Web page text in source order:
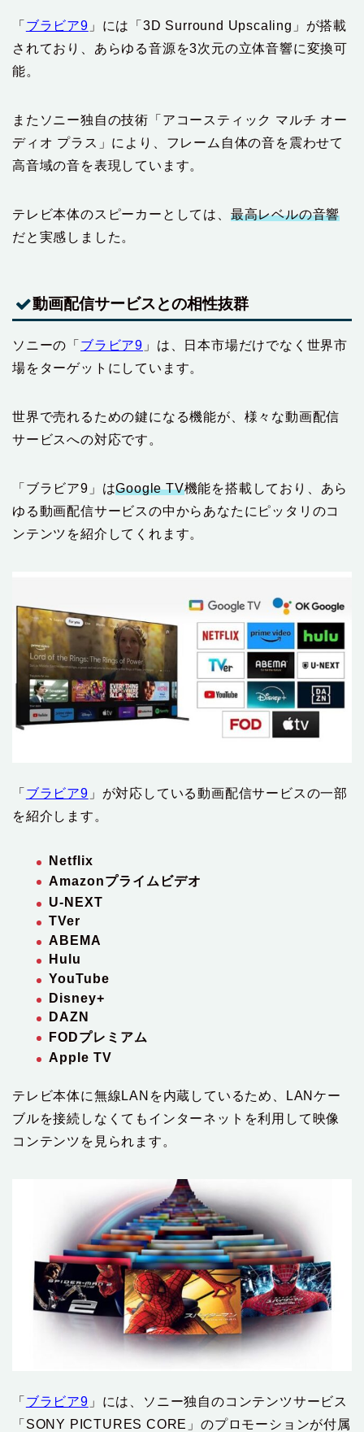
「 ブラビア9 」には「3D Surround Upscaling」が搭載
されており、あらゆる音源を3次元の立体音響に変換可
能。
またソニー独自の技術「アコースティック マルチ オー
ディオ プラス」により、フレーム自体の音を震わせて
高音域の音を表現しています。
テレビ本体のスピーカーとしては、 最高レベルの音響
だと実感しました。
動画配信サービスとの相性抜群
ソニーの「 ブラビア9 」は、日本市場だけでなく世界市
場をターゲットにしています。
世界で売れるための鍵になる機能が、様々な動画配信
サービスへの対応です。
「ブラビア9」はGoogle TV機能を搭載しており、あら
ゆる動画配信サービスの中からあなたにピッタリのコ
ンテンツを紹介してくれます。
「 ブラビア9 」が対応している動画配信サービスの一部
を紹介します。
Netflix
Amazonプライムビデオ
U-NEXT
TVer
ABEMA
Hulu
YouTube
Disney+
DAZN
FODプレミアム
Apple TV
テレビ本体に無線LANを内蔵しているため、LANケー
ブルを接続しなくてもインターネットを利用して映像
コンテンツを見られます。
「 ブラビア9 」には、ソニー独自のコンテンツサービス
「SONY PICTURES CORE」のプロモーションが付属